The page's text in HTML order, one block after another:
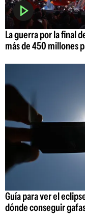
La guerra por la final
más de 450 millones
Guía para ver el
dónde conseguir